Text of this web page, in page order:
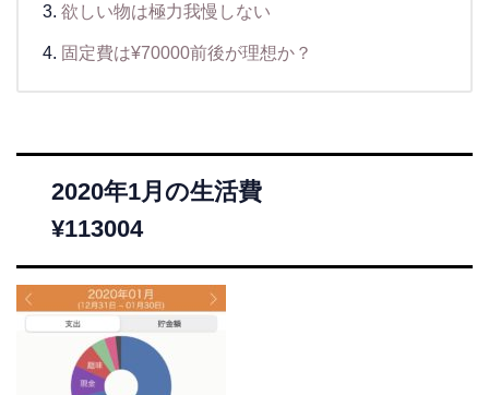
欲しい物は極力我慢しない
固定費は¥70000前後が理想か？
2020年1月の生活費
¥113004